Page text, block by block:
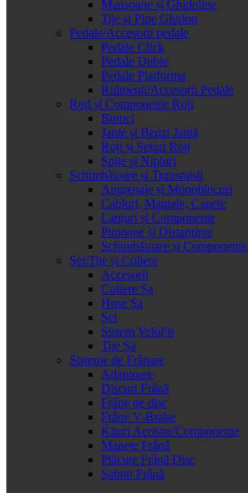
Mansoane și Ghidoline
Tije și Pipe Ghidon
Pedale/Accesorii pedale
Pedale Click
Pedale Duble
Pedale Platforma
Rulmenti/Accesorii Pedale
Roți și Componente Roți
Butuci
Jante și Benzi Jantă
Roți și Seturi Roți
Spițe și Nipluri
Schimbătoare și Transmisii
Angrenaje și Monoblocuri
Cabluri, Mantale, Capete
Lanțuri și Componente
Pinioane și Distanțiere
Schimbătoare și Componente
Șei/Tije și Coliere
Accesorii
Coliere Șa
Huse Șa
Șei
Sistem VeloFit
Tije Șa
Sisteme de Frânare
Adaptoare
Discuri Frână
Frâne pe disc
Frâne V-Brake
Kituri Aerisire/Componente
Manete Frână
Plăcuțe Frână Disc
Saboti Frână